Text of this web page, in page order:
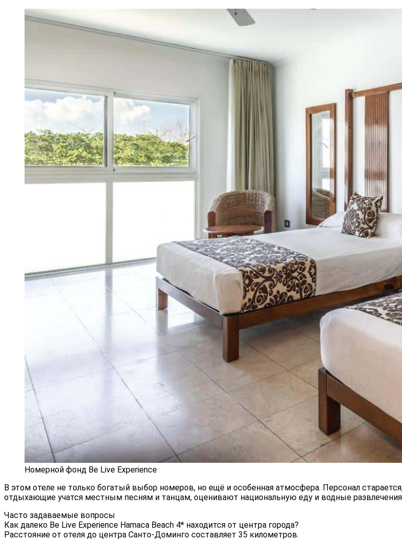
Номерной фонд Be Live Experience
В этом отеле не только богатый выбор номеров, но ещё и особенная атмосфера. Персонал
отдыхающие учатся местным песням и танцам, оценивают национальную еду и водные
Часто задаваемые вопросы
Как далеко Be Live Experience Hamaca Beach 4* находится от центра города?
Расстояние от отеля до центра Санто-Доминго составляет 35 километров.